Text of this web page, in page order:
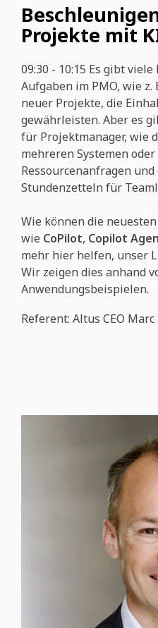
Projekte mit
09:30 - 10:15 Es gibt
Aufgaben im PMO, wie
neuer Projekte, die
gewährleisten. Aber es
für Projektmanager, wie
mehreren Systemen
Ressourcenanfragen
Stundenzetteln für
Wie können die neuesten
wie CoPilot, Copilot
mehr hier helfen, unser
Wir zeigen dies anhand
Anwendungsbeispielen.
Referent: Altus CEO